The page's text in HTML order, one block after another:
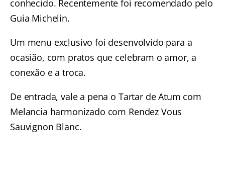
conhecido. Recentemente foi recomendado pelo
Guia Michelin.
Um menu exclusivo foi desenvolvido para a
ocasião, com pratos que celebram o amor, a
conexão e a troca.
De entrada, vale a pena o Tartar de Atum com
Melancia harmonizado com Rendez Vous
Sauvignon Blanc.